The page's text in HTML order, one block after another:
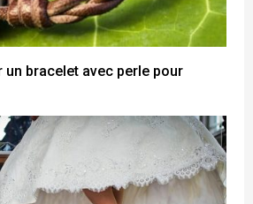
un bracelet avec perle pour